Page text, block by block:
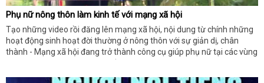
Phụ nữ nông thôn làm kinh tế với mạng xã hội
Tạo những video rồi đăng lên mạng xã hội, nội dung từ chính những
hoạt động sinh hoạt đời thường ở nông thôn với sự giản dị, chân
thành - Mạng xã hội đang trở thành công cụ giúp phụ nữ tại các vùng